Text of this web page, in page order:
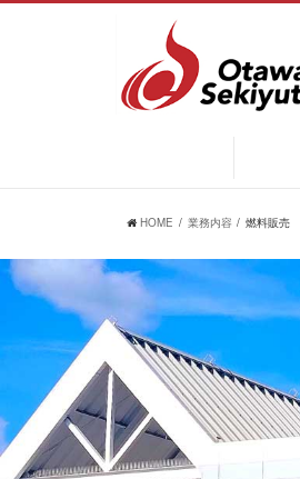
HOME 業務内容 燃料販売